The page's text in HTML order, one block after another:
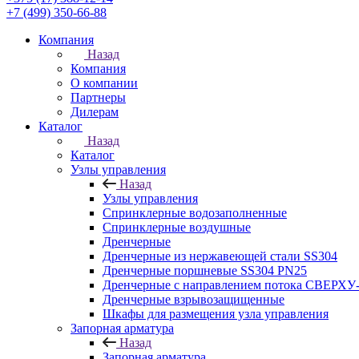
+7 (499) 350-66-88
Компания
Назад
Компания
О компании
Партнеры
Дилерам
Каталог
Назад
Каталог
Узлы управления
Назад
Узлы управления
Cпринклерные водозаполненные
Cпринклерные воздушные
Дренчерные
Дренчерные из нержавеющей стали SS304
Дренчерные поршневые SS304 PN25
Дренчерные с направлением потока
Дренчерные взрывозащищенные
Шкафы для размещения узла управления
Запорная арматура
Назад